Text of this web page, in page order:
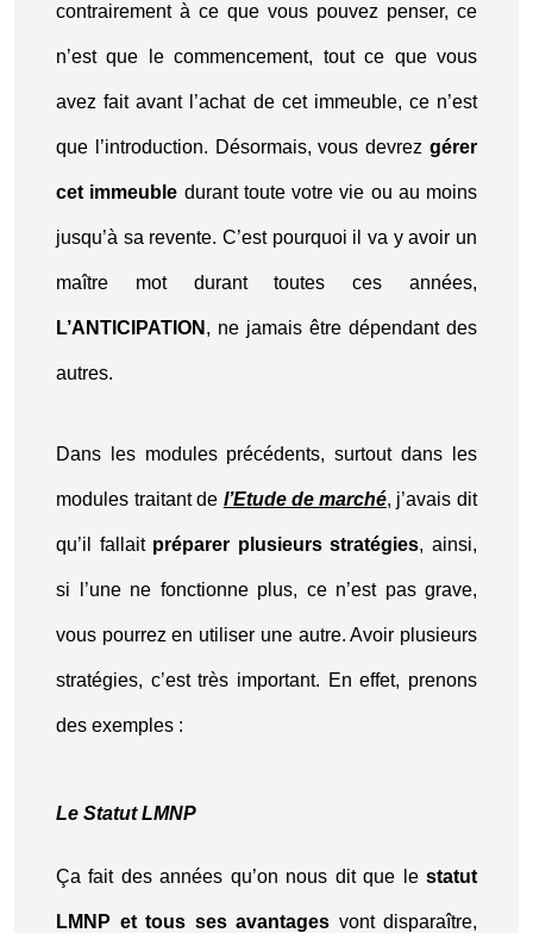
contrairement à ce que vous pouvez penser, ce
n’est que le commencement, tout ce que vous
avez fait avant l’achat de cet immeuble, ce n’est
que l’introduction. Désormais, vous devrez gérer
cet immeuble durant toute votre vie ou au moins
jusqu’à sa revente. C’est pourquoi il va y avoir un
maître mot durant toutes ces années,
L’ANTICIPATION , ne jamais être dépendant des
autres.
Dans les modules précédents, surtout dans les
modules traitant de l’Etude de marché, j’avais dit
qu’il fallait préparer plusieurs stratégies, ainsi,
si l’une ne fonctionne plus, ce n’est pas grave,
vous pourrez en utiliser une autre. Avoir plusieurs
stratégies, c’est très important. En effet, prenons
des exemples :
Le Statut LMNP
Ça fait des années qu’on nous dit que le statut
LMNP et tous ses avantages vont disparaître,